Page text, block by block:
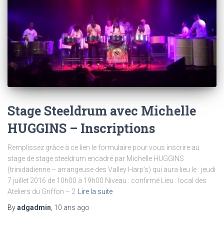
Stage Steeldrum avec Michelle
HUGGINS – Inscriptions
Remplissez grâce à ce lien le formulaire pour vous inscrire au
stage de stage steeldrum encadré par Michelle HUGGINS
(trinidadienne – arrangeuse des Valley Harp’s) qui aura lieu le : jeudi
7 juillet 2016 de 10h00 à 19h00 Niveau : confirmé Lieu : local des
Ateliers du Griffon – 2
Lire la suite
Byadgadmin 10 ans ago